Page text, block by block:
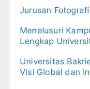
Jurusan
Menelusuri
Lengkap
Universitas
Visi Global dan